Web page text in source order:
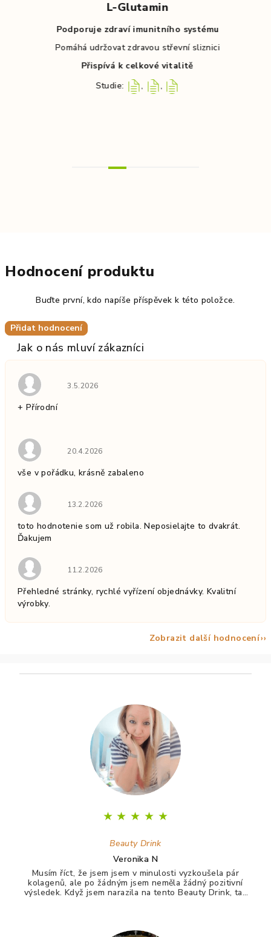
L-Glutamin
Podporuje zdraví imunitního systému
Pomáhá udržovat zdravou střevní sliznici
Přispívá k celkové vitalitě
Studie:
, ,
Hodnocení produktu
Buďte první, kdo napíše příspěvek k této položce.
Přidat hodnocení
Hodnocení obchodu je 5 z 5 hvězdiček.
3.5.2026
+ Přírodní
Hodnocení obchodu je 5 z 5 hvězdiček.
20.4.2026
vše v pořádku, krásně zabaleno
Hodnocení obchodu je 5 z 5 hvězdiček.
13.2.2026
toto hodnotenie som už robila. Neposielajte to dvakrát.
Ďakujem
Hodnocení obchodu je 5 z 5 hvězdiček.
11.2.2026
Přehledné stránky, rychlé vyřízení objednávky. Kvalitní
výrobky.
Zobrazit další hodnocení
★ ★ ★ ★ ★
Beauty Drink
Veronika N
Musím říct, že jsem jsem v minulosti vyzkoušela pár
kolagenů, ale po žádným jsem neměla žádný pozitivní
výsledek. Když jsem narazila na tento Beauty Drink, tak